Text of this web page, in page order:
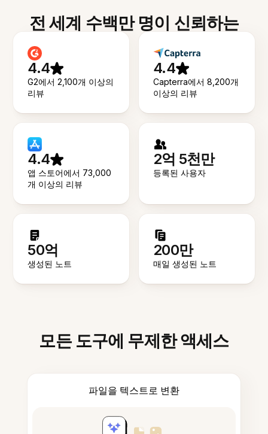
전 세계 수백만 명이 신뢰하는
4.4
G2에서 2,100개 이상의
리뷰
4.4
Capterra에서 8,200개
이상의 리뷰
4.4
앱 스토어에서 73,000
개 이상의 리뷰
2억 5천만
등록된 사용자
50억
생성된 노트
200만
매일 생성된 노트
모든 도구에 무제한 액세스
파일을 텍스트로 변환